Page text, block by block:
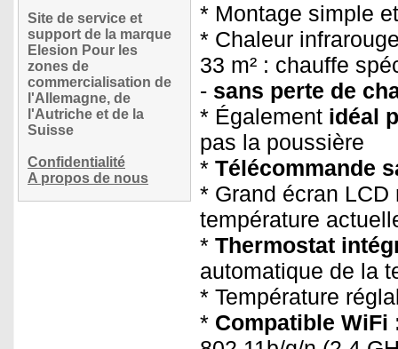
Site de service et
support de la marque
Elesion Pour les
zones de
commercialisation de
l'Allemagne, de
l'Autriche et de la
Suisse
Confidentialité
A propos de nous
* Montage simple
* Chaleur
33 m² : chauffe
- sans perte de
* Également idéal
pas la poussière
* Télécommande
* Grand écran
température
* Thermostat
automatique de la
* Température
* Compatible WiFi